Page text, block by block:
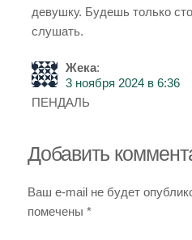
девушку. Будешь только
слушать.
Жека:
3 ноября 2024 в 6:36
ПЕНДАЛЬ
Добавить
Ваш e-mail не будет
помечены *